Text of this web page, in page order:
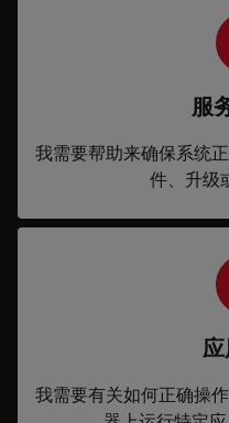
服
我需要帮助来确保系统
件、升级
我需要有关如何正确操